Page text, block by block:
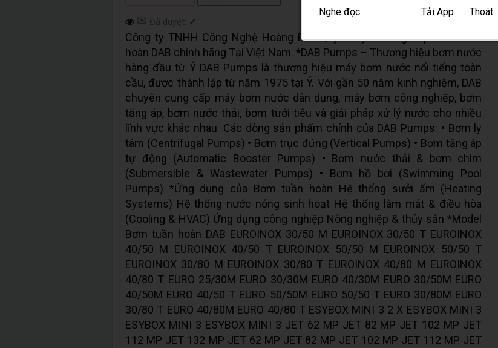
Nghe đọc Tải App Thoát
✉ Đã duyệt: ✓
Công ty TNHH Công Nghệ Hoàng Phú Quý chuyên cung cấp Bơm tuần
hoàn DAB chính hãng Tại Việt Nam. *DAB Pumps – Thương hiệu bơm nước
hàng đầu từ Ý DAB Pumps là thương hiệu máy bơm nước nổi tiếng toàn
cầu, được thành lập từ năm 1975 tại Ý. Với gần 50 năm kinh nghiệm, DAB
chuyên cung cấp máy bơm nước dân dụng, máy bơm công nghiệp, bơm
tăng áp, bơm nước thải, bơm tưới tiêu và giải pháp xử lý nước cho nhiều
lĩnh vực khác nhau. Các dòng sản phẩm chính của DAB Pumps: • Bơm ly
tâm (Centrifugal Pumps) • Bơm trục đứng (Vertical Pumps) • Bơm tăng áp
tự động (Automatic Booster Pumps) • Bơm nước thải & bơm chìm
(Submersible & Wastewater Pumps) • Bơm hồ bơi (Swimming Pool
Pumps) *Ứng dụng của Bơm tuần hoàn Hệ thống sưởi ấm (Heating
Systems) Hệ thống nước nóng sinh hoạt Hệ thống làm mát & điều hòa
(Cooling & HVAC) Ứng dụng công nghiệp Nông nghiệp & thủy sản *Model
Bơm tuần hoàn DAB EUROINOX 30/50 M EUROINOX 30/50 T EUROINOX
40/50 M EUROINOX 40/50 T EUROINOX 50/50 M EUROINOX 50/50 T
EUROINOX 30/80 M EUROINOX 30/80 T EUROINOX 40/80 M EUROINOX
40/80 T EURO 25/30M EURO 30/30M EURO 40/30M EURO 30/50M EURO
40/50M EURO 40/50 T EURO 50/50M EURO 50/50 T EURO 30/80M EURO
30/80 T EURO 40/80M EURO 40/80 T ESYBOX MINI 3 2 X ESYBOX MINI 3
ESYBOX MINI 3 ESYBOX MINI 3 JET 62 MP JET 82 MP JET 102 MP JET
112 MP JET 132 MP JET 62 MP JET 82 MP JET 102 MP JET 112 MP JET